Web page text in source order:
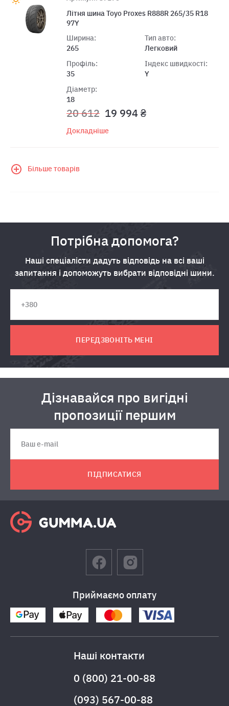
Літня шина Toyo Proxes R888R 265/35 R18
97Y
Ширина:
265
Профіль:
35
Діаметр:
18
Тип авто:
Легковий
Індекс швидкості:
Y
20 612 19 994 ₴
Докладніше
Більше товарів
Потрібна допомога?
Наші спеціалісти дадуть відповідь на всі ваші
запитання і допоможуть вибрати відповідні шини.
ПЕРЕДЗВОНІТЬ МЕНІ
Дізнавайся про вигідні
пропозиції першим
ПІДПИСАТИСЯ
Приймаємо оплату
Наші контакти
0 (800) 21-00-88
(093) 567-00-88